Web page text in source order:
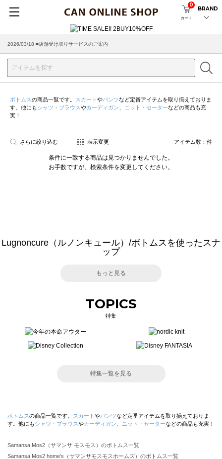
カート
0
BRAND
2026/03/18 ■店舗受け取りサービスのご案内
ボトムスの商品一覧です。 スカート やパンツなど定番アイテムを取り揃えておりま
す。他にもシャツ・ブラウスやカーディガン ニット・セーターなどの商品も充
実！
さらに絞り込む 表示変更 アイテム数： 件
条件に一致する商品は見つかりませんでした。
お手数ですが、検索条件を変更してください。
Lugnoncure（ルノンキュール）/ボトムスを使ったスナ
ップ
もっと見る
TOPICS
特集
特集一覧を見る
ボトムスの商品一覧です。 スカート やパンツなど定番アイテムを取り揃えておりま
す。他にもシャツ・ブラウスやカーディガン ニット・セーターなどの商品も充実！
Samansa Mos2（サマンサ モスモス）のボトムス一覧
Samansa Mos2 home's（サマンサモスモスホームズ）のボトムス一覧